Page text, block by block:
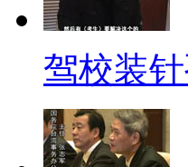
色情合法化
产品产生了
的前列啊！
【呱呱来
驾校装